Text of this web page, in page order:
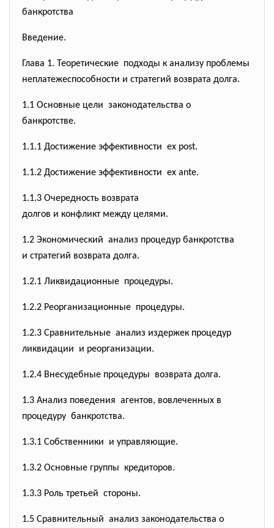
банкротства
Введение.
Глава 1. Теоретические подходы к анализу проблемы
неплатежеспособности и стратегий возврата долга.
1.1 Основные цели законодательства о
банкротстве.
1.1.1 Достижение эффективности ex post.
1.1.2 Достижение эффективности ex ante.
1.1.3 Очередность возврата
долгов и конфликт между целями.
1.2 Экономический анализ процедур банкротства
и стратегий возврата долга.
1.2.1 Ликвидационные процедуры.
1.2.2 Реорганизационные процедуры.
1.2.3 Сравнительные анализ издержек процедур
ликвидации и реорганизации.
1.2.4 Внесудебные процедуры возврата долга.
1.3 Анализ поведения агентов, вовлеченных в
процедуру банкротства.
1.3.1 Собственники и управляющие.
1.3.2 Основные группы кредиторов.
1.3.3 Роль третьей стороны.
1.5 Сравнительный анализ законодательства о